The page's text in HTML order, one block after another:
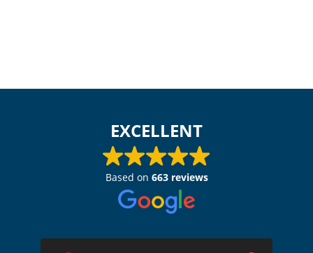
EXCELLENT
Based on 663 reviews